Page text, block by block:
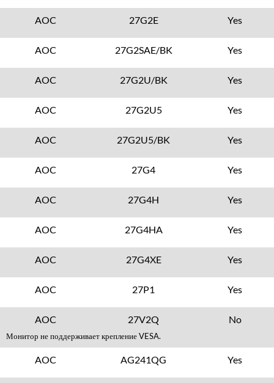
AOC 27G2E Yes
AOC 27G2SAE/BK Yes
AOC 27G2U/BK Yes
AOC 27G2U5 Yes
AOC 27G2U5/BK Yes
AOC 27G4 Yes
AOC 27G4H Yes
AOC 27G4HA Yes
AOC 27G4XE Yes
AOC 27P1 Yes
AOC 27V2Q No
Монитор не поддерживает крепление VESA.
AOC AG241QG Yes